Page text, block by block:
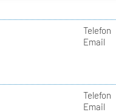
Telefon
Email
Telefon
Email